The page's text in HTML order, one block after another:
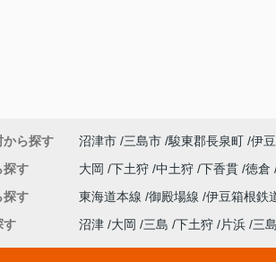
から探す 沼津市 三島市 駿東郡長泉町 伊
探す
大岡 下土狩 中土狩 下香貫 徳倉
探す
東海道本線 御殿場線 伊豆箱根鉄
す
沼津 大岡 三島 下土狩 片浜 三